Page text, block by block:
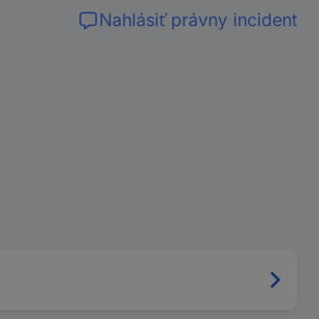
Nahlásiť právny incident